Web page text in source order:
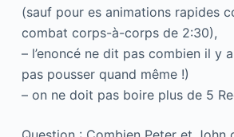
(sauf pour es animations rapides
combat corps-à-corps de 2:30),
– l’enoncé ne dit pas combien il y
pas pousser quand même !)
– on ne doit pas boire plus de 5